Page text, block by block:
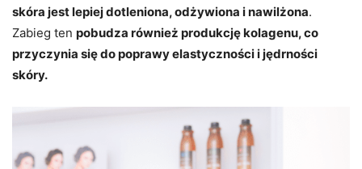
skóra jest lepiej dotleniona, odżywiona i nawilżona.
Zabieg ten pobudza również produkcję kolagenu, co
przyczynia się do poprawy elastyczności i jędrności
skóry.